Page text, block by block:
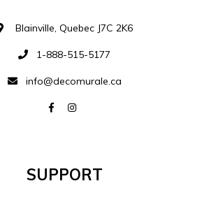
Blainville, Quebec J7C 2K6
1-888-515-5177
info@decomurale.ca
Support